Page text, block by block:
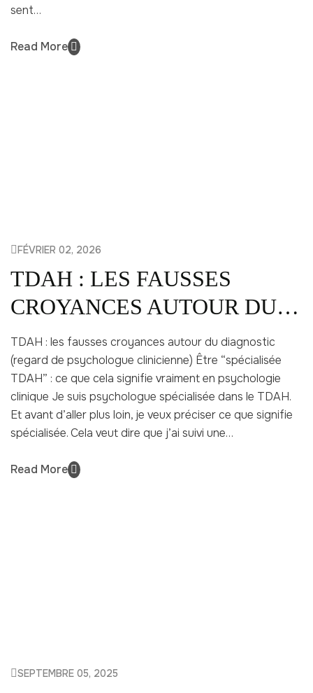
sent…
Read More
FÉVRIER 02, 2026
TDAH : LES FAUSSES
CROYANCES AUTOUR DU
DIAGNOSTIC
TDAH : les fausses croyances autour du diagnostic
(regard de psychologue clinicienne) Être “spécialisée
TDAH” : ce que cela signifie vraiment en psychologie
clinique Je suis psychologue spécialisée dans le TDAH.
Et avant d’aller plus loin, je veux préciser ce que signifie
spécialisée. Cela veut dire que j’ai suivi une…
Read More
SEPTEMBRE 05, 2025